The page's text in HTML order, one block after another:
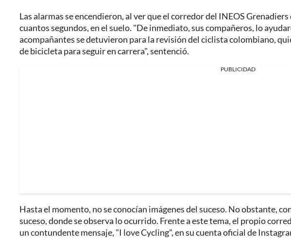
Las alarmas se encendieron, al ver que el corredor del INEOS
cuantos segundos, en el suelo. "De inmediato, sus compañeros, lo
acompañantes se detuvieron para la revisión del ciclista colombiano,
de bicicleta para seguir en carrera", sentenció.
PUBLICIDAD
Hasta el momento, no se conocían imágenes del suceso. No obstante,
suceso, donde se observa lo ocurrido. Frente a este tema, el propio
un contundente mensaje, "I love Cycling", en su cuenta oficial de